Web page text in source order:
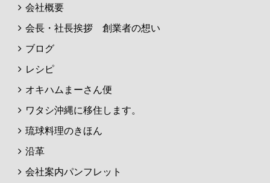
会社概要
会長・社長挨拶 創業者の想い
ブログ
レシピ
オキハムまーさん便
ワタシ沖縄に移住します。
琉球料理のきほん
沿革
会社案内パンフレット